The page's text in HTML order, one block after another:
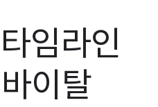
임라인
이탈